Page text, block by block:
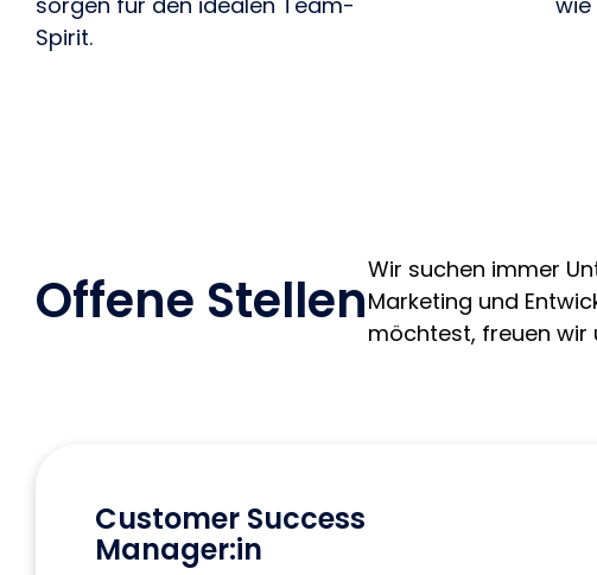
Spirit.
Offene StellenWir suchen immer
Marketing und
möchtest, freuen wir
Customer Success
Manager:in